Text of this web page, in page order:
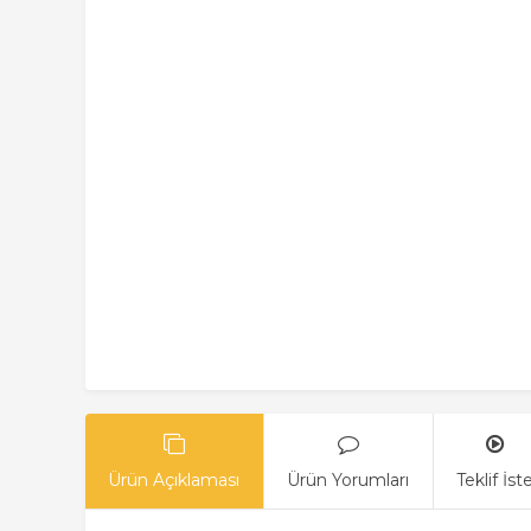
Ürün Açıklaması Ürün Yorumları Teklif